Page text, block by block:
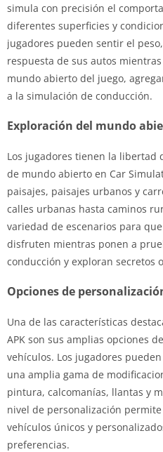
simula con precisión el
diferentes superficies y
jugadores pueden sentir el
respuesta de sus autos
mundo abierto del juego,
a la simulación de conducción.
Exploración del mundo
Los jugadores tienen la libertad
de mundo abierto en Car
paisajes, paisajes urbanos y
calles urbanas hasta caminos
variedad de escenarios para
disfruten mientras ponen a
conducción y exploran secretos
Opciones de
Una de las características
APK son sus amplias opciones
vehículos. Los jugadores
una amplia gama de
pintura, calcomanías, llantas y
nivel de personalización
vehículos únicos y
preferencias.